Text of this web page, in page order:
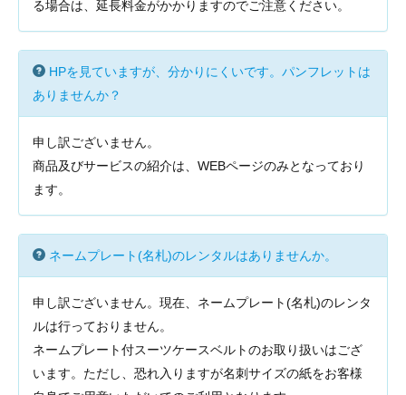
る場合は、延長料金がかかりますのでご注意ください。
HPを見ていますが、分かりにくいです。パンフレットは
ありませんか？
申し訳ございません。
商品及びサービスの紹介は、WEBページのみとなっており
ます。
ネームプレート(名札)のレンタルはありませんか。
申し訳ございません。現在、ネームプレート(名札)のレンタ
ルは行っておりません。
ネームプレート付スーツケースベルトのお取り扱いはござ
います。ただし、恐れ入りますが名刺サイズの紙をお客様